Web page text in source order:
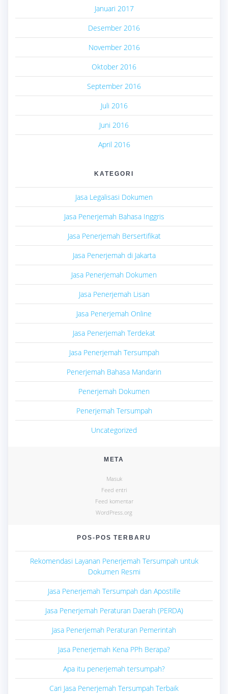
Januari 2017
Desember 2016
November 2016
Oktober 2016
September 2016
Juli 2016
Juni 2016
April 2016
KATEGORI
Jasa Legalisasi Dokumen
Jasa Penerjemah Bahasa Inggris
Jasa Penerjemah Bersertifikat
Jasa Penerjemah di Jakarta
Jasa Penerjemah Dokumen
Jasa Penerjemah Lisan
Jasa Penerjemah Online
Jasa Penerjemah Terdekat
Jasa Penerjemah Tersumpah
Penerjemah Bahasa Mandarin
Penerjemah Dokumen
Penerjemah Tersumpah
Uncategorized
META
Masuk
Feed entri
Feed komentar
WordPress.org
POS-POS TERBARU
Rekomendasi Layanan Penerjemah Tersumpah untuk
Dokumen Resmi
Jasa Penerjemah Tersumpah dan Apostille
Jasa Penerjemah Peraturan Daerah (PERDA)
Jasa Penerjemah Peraturan Pemerintah
Jasa Penerjemah Kena PPh Berapa?
Apa itu penerjemah tersumpah?
Cari Jasa Penerjemah Tersumpah Terbaik